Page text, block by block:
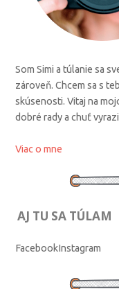
Som Simi a túlanie sa
zároveň. Chcem sa s
skúsenosti. Vitaj na
dobré rady a chuť
Viac o mne
AJ TU SA TÚLAM
FacebookInstagram